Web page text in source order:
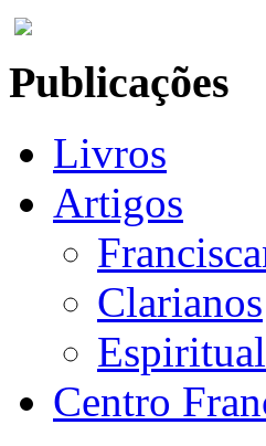
Publicações
Livros
Artigos
Clarianos
Centro